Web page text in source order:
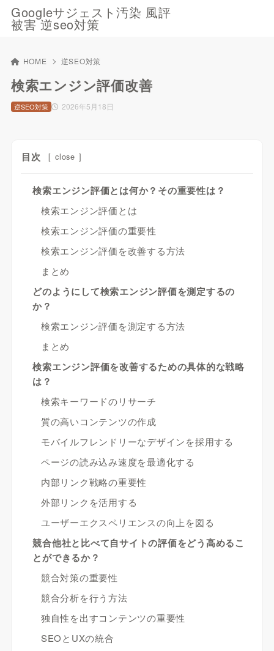
Googleサジェスト汚染 風評
被害 逆seo対策
HOME 逆SEO対策
検索エンジン評価改善
2026年5月18日
逆SEO対策
目次 [ close ]
検索エンジン評価とは何か？その重要性は？
検索エンジン評価とは
検索エンジン評価の重要性
検索エンジン評価を改善する方法
まとめ
どのようにして検索エンジン評価を測定するの
か？
検索エンジン評価を測定する方法
まとめ
検索エンジン評価を改善するための具体的な戦略
は？
検索キーワードのリサーチ
質の高いコンテンツの作成
モバイルフレンドリーなデザインを採用する
ページの読み込み速度を最適化する
内部リンク戦略の重要性
外部リンクを活用する
ユーザーエクスペリエンスの向上を図る
競合他社と比べて自サイトの評価をどう高めるこ
とができるか？
競合対策の重要性
競合分析を行う方法
独自性を出すコンテンツの重要性
SEOとUXの統合